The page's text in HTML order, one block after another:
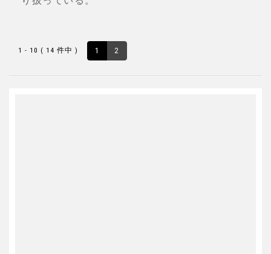
1 - 10 ( 14 件中 ) 1 2